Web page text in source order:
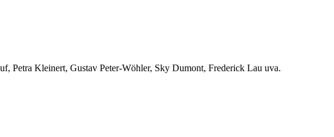
Petra Kleinert, Gustav Peter-Wöhler, Sky Dumont, Frederick Lau uva.